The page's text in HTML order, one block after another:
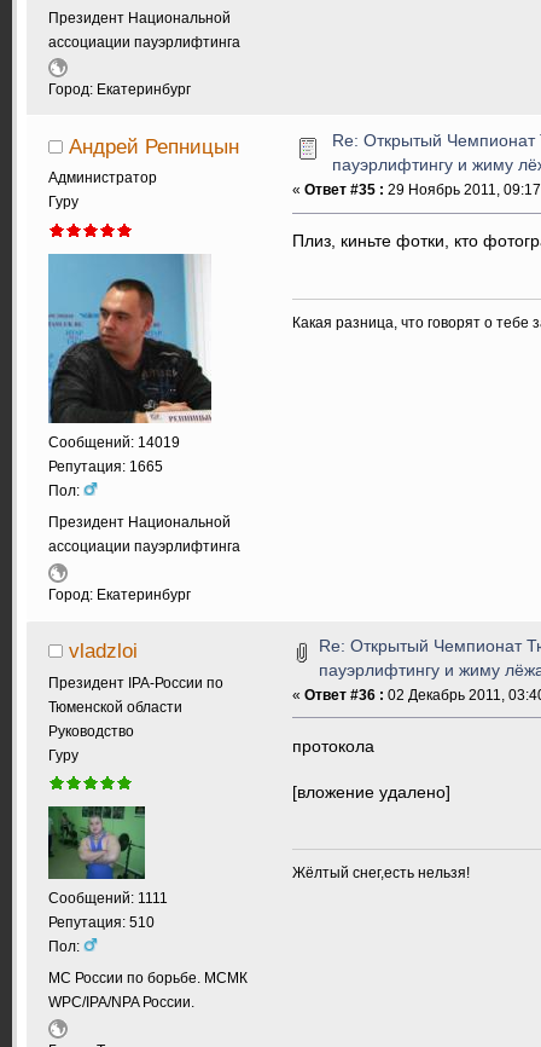
Президент Национальной
ассоциации пауэрлифтинга
Город: Екатеринбург
Андрей Репницын
Администратор
Гуру
Сообщений: 14019
Репутация: 1665
Пол:
Президент Национальной
ассоциации пауэрлифтинга
Город: Екатеринбург
Re: Открытый Чемпионат
пауэрлифтингу и жиму
« Ответ #35 : 29 Ноябрь 2011,
Плиз, киньте фотки, кто
Какая разница, что говорят о
vladzloi
Президент IPA-России по
Тюменской области
Руководство
Гуру
Сообщений: 1111
Репутация: 510
Пол:
МС России по борьбе. МСМК
WPC/IPA/NPA России.
Re: Открытый Чемпионат
пауэрлифтингу и жиму
« Ответ #36 : 02 Декабрь 2011,
протокола
[вложение удалено]
Жёлтый снег,есть нельзя!